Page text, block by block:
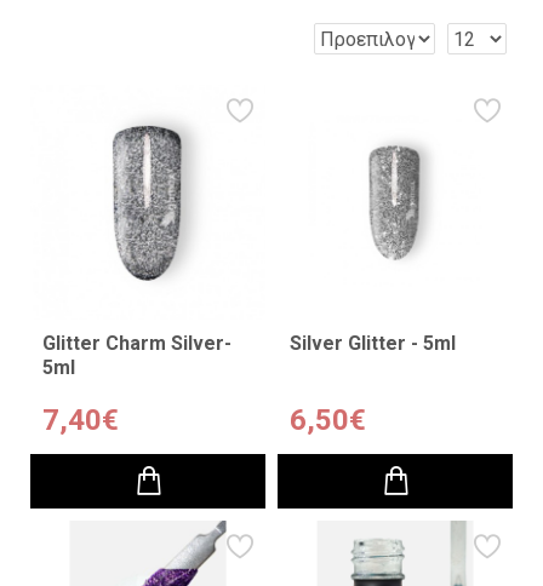
Glitter Charm Silver-
5ml
7,40€
Silver Glitter - 5ml
6,50€